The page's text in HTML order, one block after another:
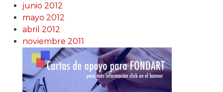
junio 2012
mayo 2012
abril 2012
noviembre 2011